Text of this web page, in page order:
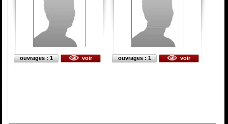
ouvrages : 1 voir ouvrages : 1 voir